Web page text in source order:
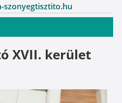
szonyegtisztito.hu
XVII. kerület